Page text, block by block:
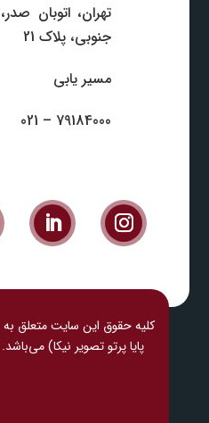
تهران، اتوبان
جنوبی، پلاک 21
مسیر یابی
79184000 – 021
کلیه حقوق این سایت متعلق
پایا پرتو تصویر نیکا) می‎‌باشد. Copyright © 2021-2026